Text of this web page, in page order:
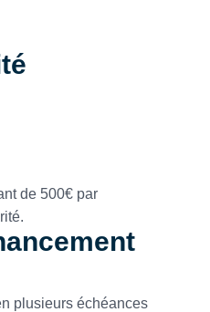
de 500€ par
plusieurs échéances